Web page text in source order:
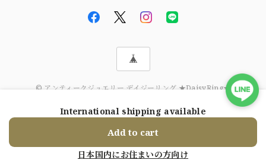
© アンティークジュエリー デイジーリング ★DaisyRing★
International shipping available
Add to cart
日本国内にお住まいの方向け
ショップに質問する